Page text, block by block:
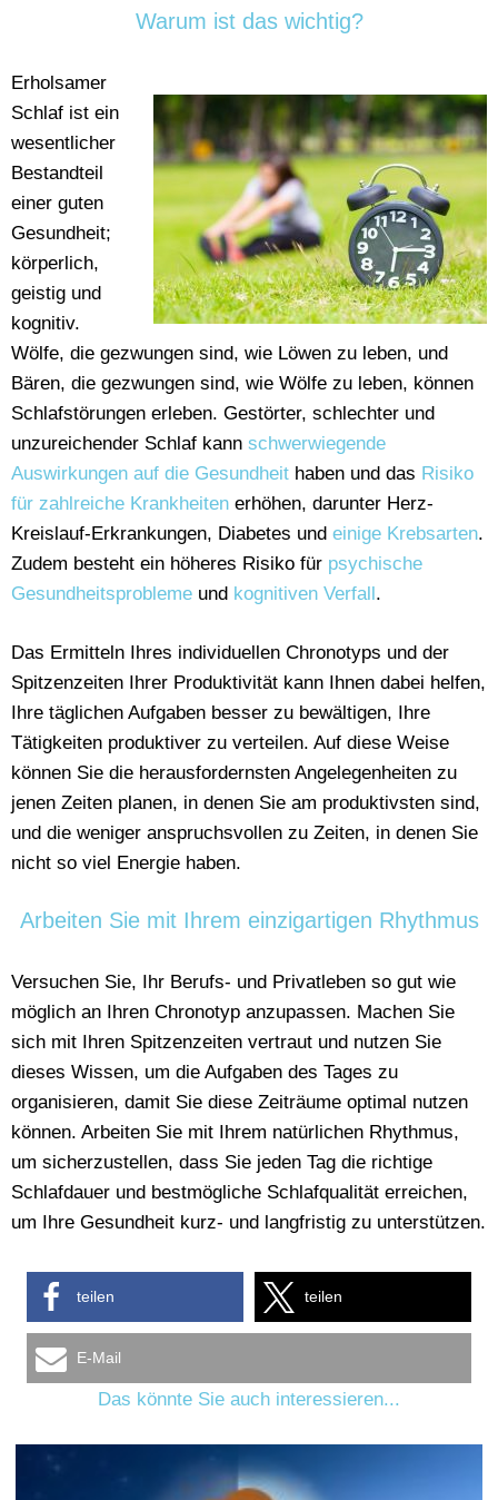
Warum ist das wichtig?
Erholsamer
Schlaf ist ein
wesentlicher
Bestandteil
einer guten
Gesundheit;
körperlich,
geistig und
kognitiv.
Wölfe, die gezwungen sind, wie Löwen zu leben, und
Bären, die gezwungen sind, wie Wölfe zu leben, können
Schlafstörungen erleben. Gestörter, schlechter und
unzureichender Schlaf kann schwerwiegende
Auswirkungen auf die Gesundheit haben und das Risiko
für zahlreiche Krankheiten erhöhen, darunter Herz-
Kreislauf-Erkrankungen, Diabetes und einige Krebsarten.
Zudem besteht ein höheres Risiko für psychische
Gesundheitsprobleme und kognitiven Verfall.
Das Ermitteln Ihres individuellen Chronotyps und der
Spitzenzeiten Ihrer Produktivität kann Ihnen dabei helfen,
Ihre täglichen Aufgaben besser zu bewältigen, Ihre
Tätigkeiten produktiver zu verteilen. Auf diese Weise
können Sie die herausfordernsten Angelegenheiten zu
jenen Zeiten planen, in denen Sie am produktivsten sind,
und die weniger anspruchsvollen zu Zeiten, in denen Sie
nicht so viel Energie haben.
Arbeiten Sie mit Ihrem einzigartigen Rhythmus
Versuchen Sie, Ihr Berufs- und Privatleben so gut wie
möglich an Ihren Chronotyp anzupassen. Machen Sie
sich mit Ihren Spitzenzeiten vertraut und nutzen Sie
dieses Wissen, um die Aufgaben des Tages zu
organisieren, damit Sie diese Zeiträume optimal nutzen
können. Arbeiten Sie mit Ihrem natürlichen Rhythmus,
um sicherzustellen, dass Sie jeden Tag die richtige
Schlafdauer und bestmögliche Schlafqualität erreichen,
um Ihre Gesundheit kurz- und langfristig zu unterstützen.
teilen teilen
E-Mail
Das könnte Sie auch interessieren...